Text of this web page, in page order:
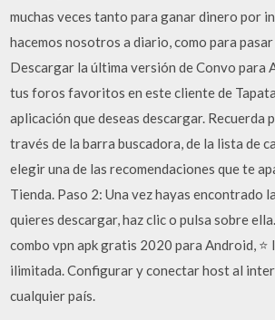
muchas veces tanto para ganar dinero por
hacemos nosotros a diario, como para
Descargar la última versión de Convo para
tus foros favoritos en este cliente de
aplicación que deseas descargar. Recuerda
través de la barra buscadora, de la lista de
elegir una de las recomendaciones que te
Tienda. Paso 2: Una vez hayas encontrado
quieres descargar, haz clic o pulsa sobre
combo vpn apk gratis 2020 para Android, ⭐
ilimitada. Configurar y conectar host al
cualquier país.